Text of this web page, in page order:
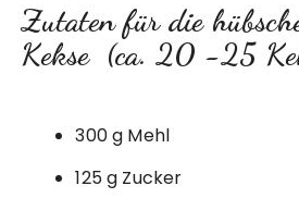
Zutaten für die
Kekse (ca. 20 -25
300 g Mehl
125 g Zucker